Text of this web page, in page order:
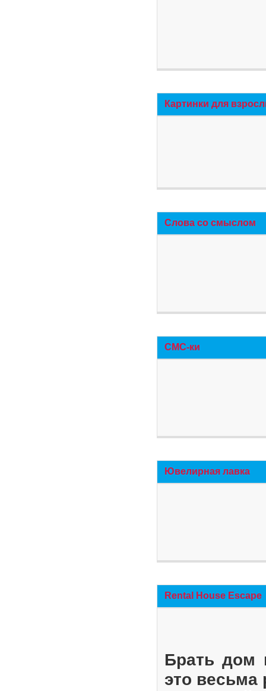
Картинки для
Слова со смыслом
СМС-ки
Ювелирная лавка
Rental House Escape
Брать дом
это весьма